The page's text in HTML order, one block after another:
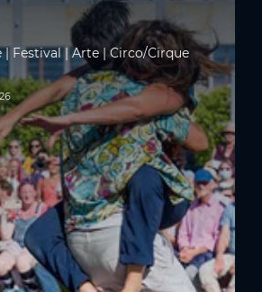
| Festival | Arte | Circo/Cirque